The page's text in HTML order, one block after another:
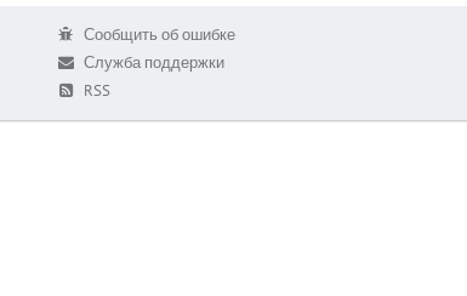
Сообщить об ошибке
Служба поддержки
RSS